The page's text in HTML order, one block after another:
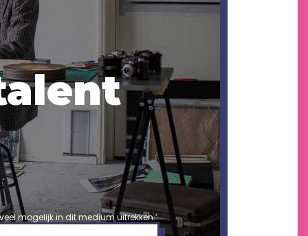
mogelijk in dit medium uitrekken.’